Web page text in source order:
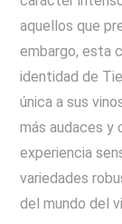
aquellos que
embargo, esta
identidad de
única a sus
más audaces y
experiencia
variedades
del mundo del